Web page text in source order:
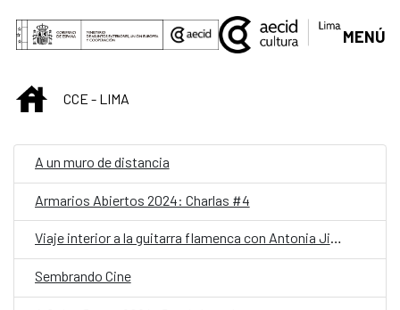
Saltar al contenido principal
MENÚ
INICIOCCE - LIMA
A un muro de distancia
Armarios Abiertos 2024: Charlas #4
Viaje interior a la guitarra flamenca con Antonia Jiménez
Sembrando Cine